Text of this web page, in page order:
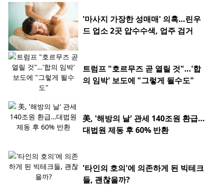
'마사지 가장한 성매매' 의혹…린우
드 업소 2곳 압수수색, 업주 검거
트럼프 "호르무즈 곧 열릴 것"…'합
의 임박' 보도에 "그렇게 될수도"
美, '해방의 날' 관세 140조원 환급…
대법원 제동 후 60% 반환
'타인의 호의'에 의존하게 된 빅테크
들, 괜찮을까?